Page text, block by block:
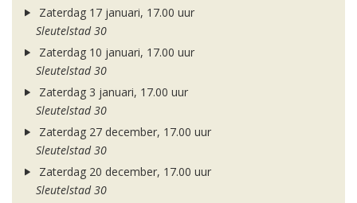
Zaterdag 17 januari, 17.00 uur
Sleutelstad 30
Zaterdag 10 januari, 17.00 uur
Sleutelstad 30
Zaterdag 3 januari, 17.00 uur
Sleutelstad 30
Zaterdag 27 december, 17.00 uur
Sleutelstad 30
Zaterdag 20 december, 17.00 uur
Sleutelstad 30